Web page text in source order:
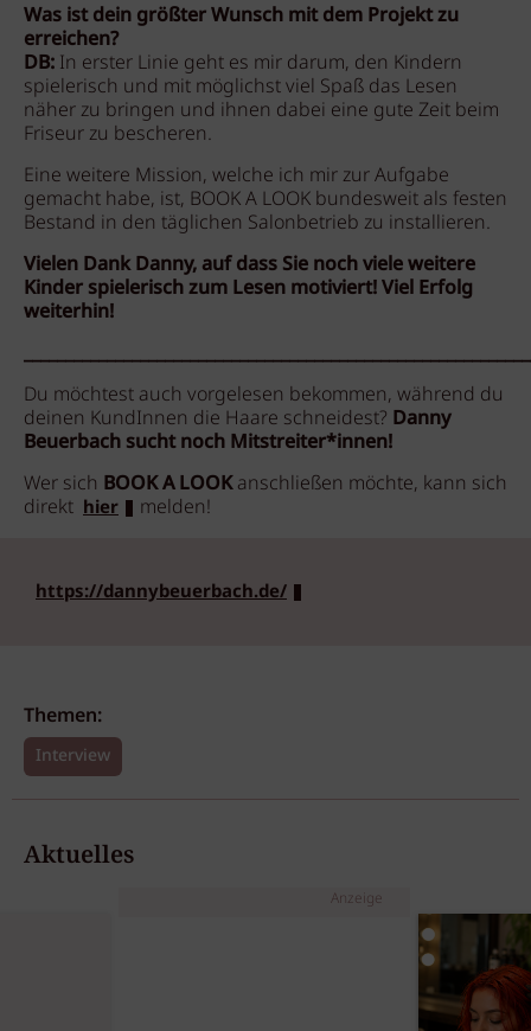
Was ist dein größter Wunsch mit dem Projekt zu
erreichen?
DB: In erster Linie geht es mir darum, den Kindern
spielerisch und mit möglichst viel Spaß das Lesen
näher zu bringen und ihnen dabei eine gute Zeit beim
Friseur zu bescheren.
Eine weitere Mission, welche ich mir zur Aufgabe
gemacht habe, ist, BOOK A LOOK bundesweit als festen
Bestand in den täglichen Salonbetrieb zu installieren.
Vielen Dank Danny, auf dass Sie noch viele weitere
Kinder spielerisch zum Lesen motiviert! Viel Erfolg
weiterhin!
Du möchtest auch vorgelesen bekommen, während du
deinen KundInnen die Haare schneidest? Danny
Beuerbach sucht noch Mitstreiter*innen!
Wer sich BOOK A LOOKanschließen möchte, kann sich
direkt hier melden!
https://dannybeuerbach.de/
Themen:
Interview
Aktuelles
Anzeige